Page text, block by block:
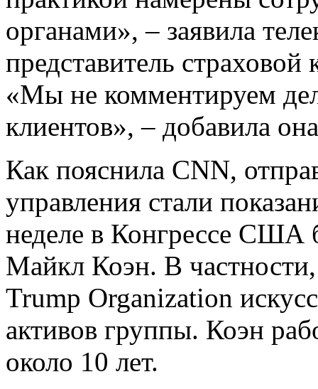
органами», – заявила
представитель
«Мы не комментируем
клиентов», – добавила
Как пояснила CNN,
управления стали
неделе в Конгрессе США
Майкл Коэн. В
Trump Organization
активов группы. Коэн
около 10 лет.